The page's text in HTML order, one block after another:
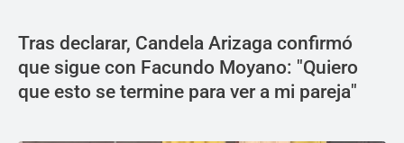
Tras declarar, Candela Arizaga confirmó
que sigue con Facundo Moyano: "Quiero
que esto se termine para ver a mi pareja"